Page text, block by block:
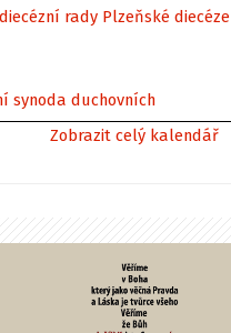
rady Plzeňské diecéze
synoda duchovních
Zobrazit celý kalendář